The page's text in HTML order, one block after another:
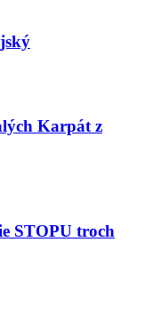
Karpát z
STOPU troch